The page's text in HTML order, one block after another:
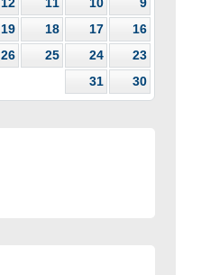
16
17
18
19
23
24
25
26
30
31